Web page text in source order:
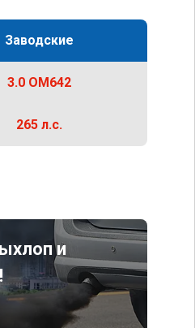
Заводские
3.0 OM642
265 л.с.
и